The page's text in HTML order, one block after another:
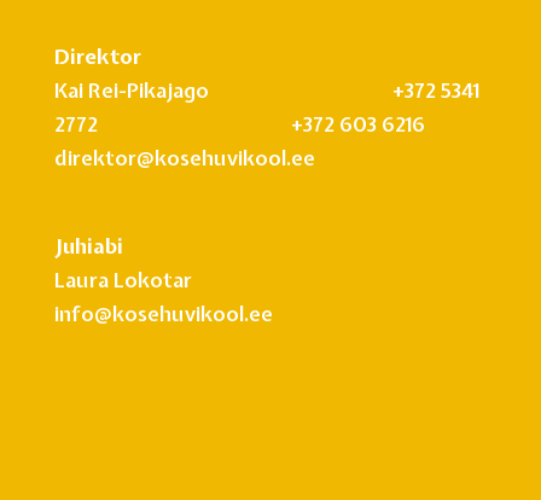
Direktor
Kai Rei-Pikajago +372 5341
2772 +372 603 6216
direktor@kosehuvikool.ee
Juhiabi
Laura Lokotar
info@kosehuvikool.ee